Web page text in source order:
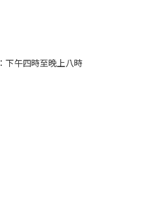
：下午四時至晚上八時